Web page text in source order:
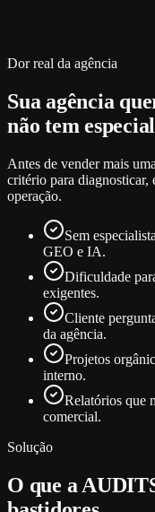
Dor real da agência
Sua agência
não tem
Antes de vender mais
critério para diagnosticar,
operação.
Sem
GEO e IA.
Dificuldade
exigentes.
Cliente
da agência.
Projetos
interno.
Relatórios que
comercial.
Solução
O que a